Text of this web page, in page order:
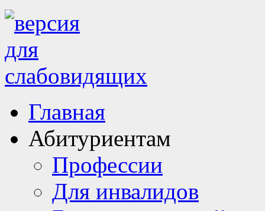
Главная
Абитуриентам
Профессии
Для инвалидов